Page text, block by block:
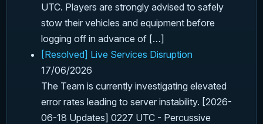
UTC. Players are strongly advised to safely
stow their vehicles and equipment before
logging off in advance of […]
[Resolved] Live Services Disruption
17/06/2026
The Team is currently investigating elevated
error rates leading to server instability. [2026-
06-18 Updates] 0227 UTC - Percussive